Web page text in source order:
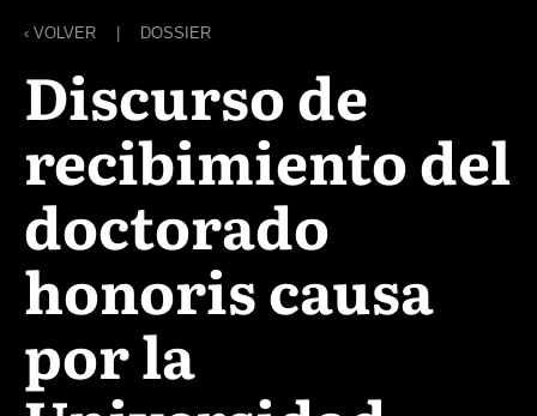
‹ VOLVER DOSSIER
Discurso de
recibimiento del
doctorado
honoris causa
por la